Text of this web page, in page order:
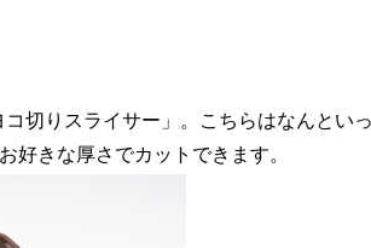
切りスライサー」。こちらはなんとい
好きな厚さでカットできます。